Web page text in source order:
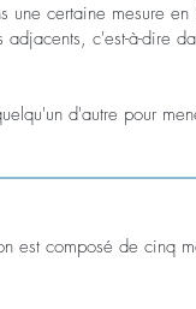
une certaine mesure
c'est-à-dire
d'autre pour
est composé de cinq